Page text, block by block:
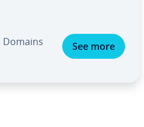
Domains See more